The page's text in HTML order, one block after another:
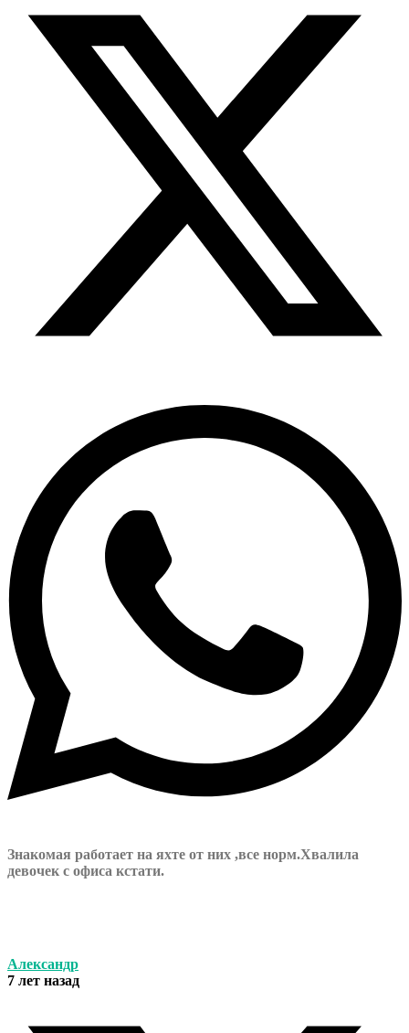
Знакомая работает на яхте от них ,все норм.Хвалила
девочек с офиса кстати.
Александр
7 лет назад